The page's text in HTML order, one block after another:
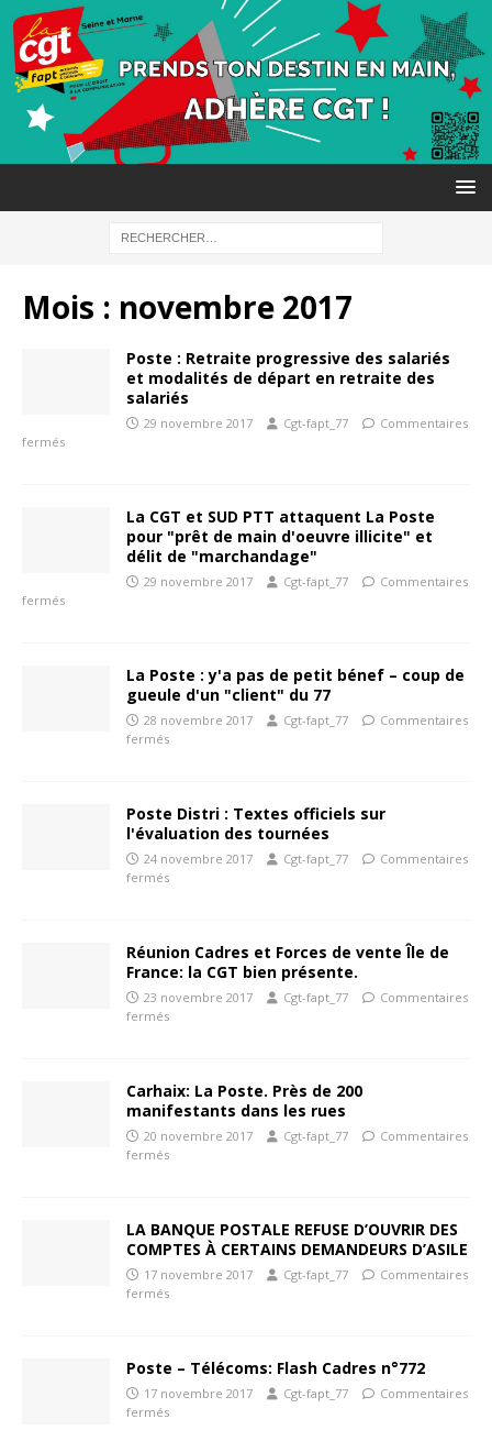
Mois : novembre 2017
Poste : Retraite progressive des salariés
et modalités de départ en retraite des
salariés
29 novembre 2017 Cgt-fapt_77
Commentaires
fermés
La CGT et SUD PTT attaquent La Poste
pour "prêt de main d'oeuvre illicite" et
délit de "marchandage"
29 novembre 2017 Cgt-fapt_77
Commentaires
fermés
La Poste : y'a pas de petit bénef – coup de
gueule d'un "client" du 77
28 novembre 2017 Cgt-fapt_77
Commentaires
fermés
Poste Distri : Textes officiels sur
l'évaluation des tournées
24 novembre 2017 Cgt-fapt_77
Commentaires
fermés
Réunion Cadres et Forces de vente Île de
France: la CGT bien présente.
23 novembre 2017 Cgt-fapt_77
Commentaires
fermés
Carhaix: La Poste. Près de 200
manifestants dans les rues
20 novembre 2017 Cgt-fapt_77
Commentaires
fermés
LA BANQUE POSTALE REFUSE D’OUVRIR DES
COMPTES À CERTAINS DEMANDEURS D’ASILE
17 novembre 2017 Cgt-fapt_77
Commentaires
fermés
Poste – Télécoms: Flash Cadres n°772
17 novembre 2017 Cgt-fapt_77
Commentaires
fermés